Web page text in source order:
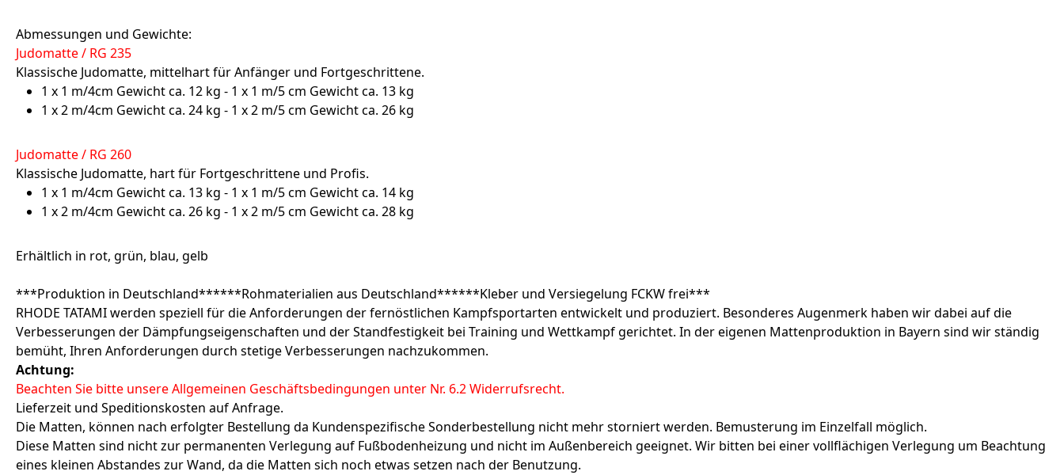
Abmessungen und Gewichte:
Judomatte / RG 235
Klassische Judomatte, mittelhart für Anfänger und Fortgeschrittene.
1 x 1 m/4cm Gewicht ca. 12 kg - 1 x 1 m/5 cm Gewicht ca. 13 kg
1 x 2 m/4cm Gewicht ca. 24 kg - 1 x 2 m/5 cm Gewicht ca. 26 kg
Judomatte / RG 260
Klassische Judomatte, hart für Fortgeschrittene und Profis.
1 x 1 m/4cm Gewicht ca. 13 kg - 1 x 1 m/5 cm Gewicht ca. 14 kg
1 x 2 m/4cm Gewicht ca. 26 kg - 1 x 2 m/5 cm Gewicht ca. 28 kg
Erhältlich in rot, grün, blau, gelb
***Produktion in Deutschland******Rohmaterialien aus Deutschland******Kleber und Versiegelung FCKW frei***
RHODE TATAMI werden speziell für die Anforderungen der fernöstlichen Kampfsportarten entwickelt und produziert. Besonderes Augenmerk haben wir dabei auf die
Verbesserungen der Dämpfungseigenschaften und der Standfestigkeit bei Training und Wettkampf gerichtet. In der eigenen Mattenproduktion in Bayern sind wir ständig
bemüht, Ihren Anforderungen durch stetige Verbesserungen nachzukommen.
Achtung:
Beachten Sie bitte unsere Allgemeinen Geschäftsbedingungen unter Nr. 6.2 Widerrufsrecht.
Lieferzeit und Speditionskosten auf Anfrage.
Die Matten, können nach erfolgter Bestellung da Kundenspezifische Sonderbestellung nicht mehr storniert werden. Bemusterung im Einzelfall möglich.
Diese Matten sind nicht zur permanenten Verlegung auf Fußbodenheizung und nicht im Außenbereich geeignet. Wir bitten bei einer vollflächigen Verlegung um Beachtung
eines kleinen Abstandes zur Wand, da die Matten sich noch etwas setzen nach der Benutzung.